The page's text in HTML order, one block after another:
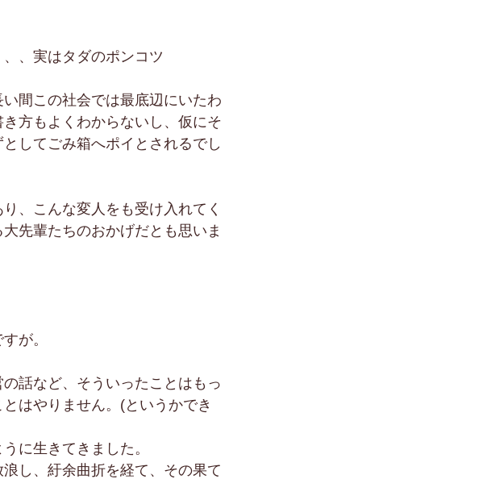
、実はタダのポンコツ
間この社会では最底辺にいたわ
方もよくわからないし、仮にそ
してごみ箱へポイとされるでし
、こんな変人をも受け入れてく
先輩たちのおかげだとも思いま
が。
話など、そういったことはもっ
はやりません。(というかでき
に生きてきました。
し、紆余曲折を経て、その果て